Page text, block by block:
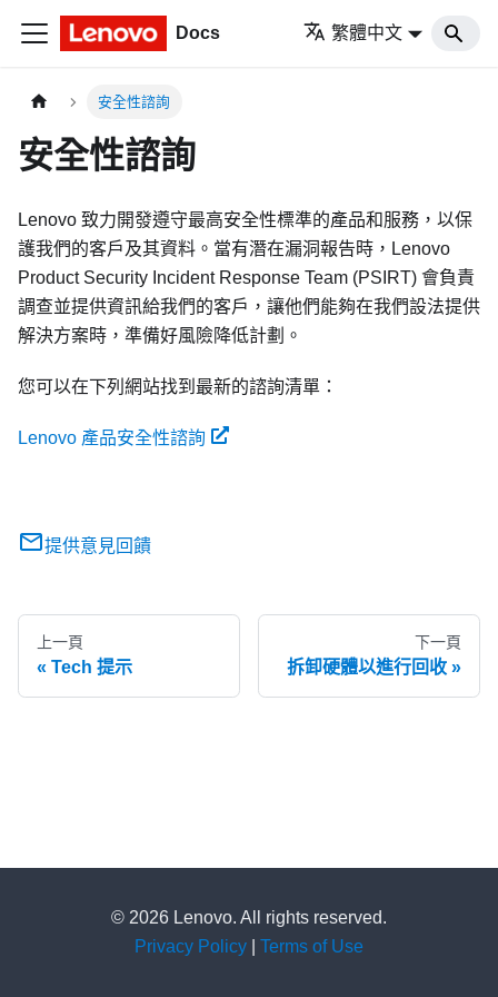
Docs 繁體中文
安全性諮詢
安全性諮詢
Lenovo 致力開發遵守最高安全性標準的產品和服務，以保
護我們的客戶及其資料。當有潛在漏洞報告時，Lenovo
Product Security Incident Response Team (PSIRT) 會負責
調查並提供資訊給我們的客戶，讓他們能夠在我們設法提供
解決方案時，準備好風險降低計劃。
您可以在下列網站找到最新的諮詢清單：
Lenovo 產品安全性諮詢
提供意見回饋
上一頁
Tech 提示
下一頁
拆卸硬體以進行回收
© 2026 Lenovo. All rights reserved.
Privacy Policy
Terms of Use